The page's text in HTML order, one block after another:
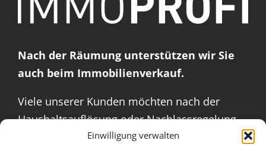
Einwilligung verwalten
Nach der Räumung unterstützen wir Sie
auch beim Immobilienverkauf.
Viele unserer Kunden möchten nach der
Haushaltsauflösung oder Nachlassregelung
auch den nächsten Schritt gehen – den